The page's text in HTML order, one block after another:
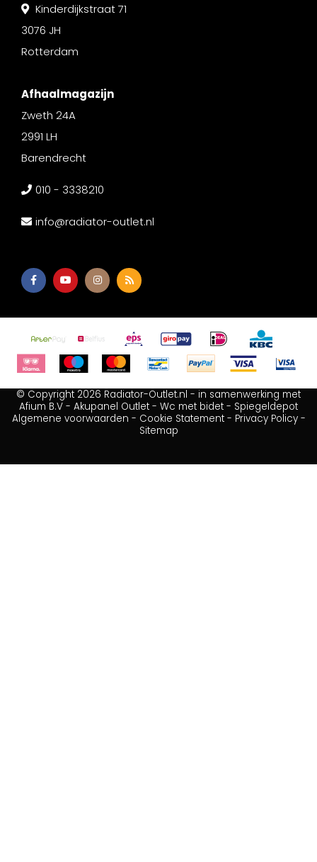
Kinderdijkstraat 71
3076 JH
Rotterdam
Afhaalmagazijn
Zweth 24A
2991 LH
Barendrecht
010 - 3338210
info@radiator-outlet.nl
© Copyright 2026 Radiator-Outlet.nl - in samenwerking met
Afium B.V - Akupanel Outlet - Wc met bidet - Spiegeldepot
Algemene voorwaarden - Cookie Statement- Privacy Policy-
Sitemap